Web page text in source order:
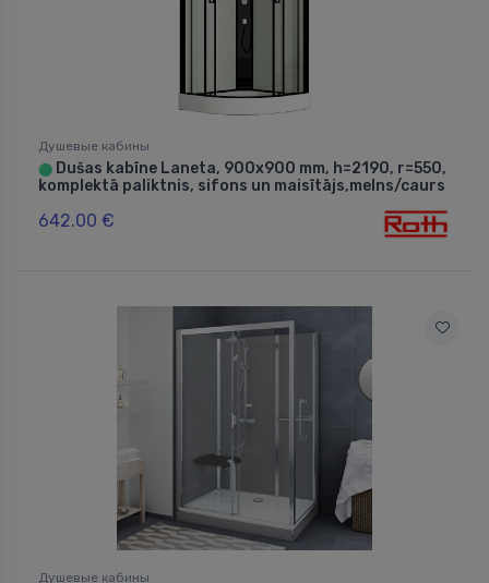
Душевые кабины
⬤ Dušas kabīne Laneta, 900x900 mm, h=2190, r=550,
komplektā paliktnis, sifons un maisītājs,melns/caurs
642.00 €
Душевые кабины